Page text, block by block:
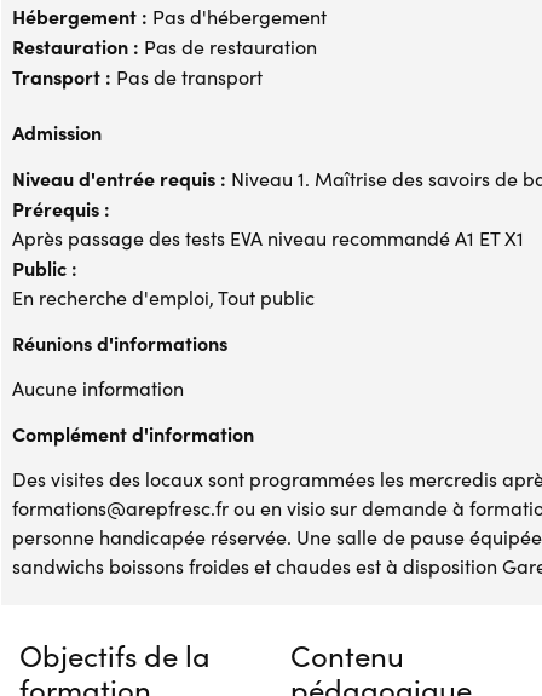
Hébergement : Pas d'hébergement
Restauration : Pas de restauration
Transport : Pas de transport
Admission
Niveau d'entrée requis : Niveau 1. Maîtrise des savoirs de
Prérequis :
Après passage des tests EVA niveau recommandé A1 ET X1
Public :
En recherche d'emploi, Tout public
Réunions d'informations
Aucune information
Complément d'information
Des visites des locaux sont programmées les mercredis
formations@arepfresc.fr ou en visio sur demande à
personne handicapée réservée. Une salle de pause
sandwichs boissons froides et chaudes est à disposition
Objectifs de la
Contenu